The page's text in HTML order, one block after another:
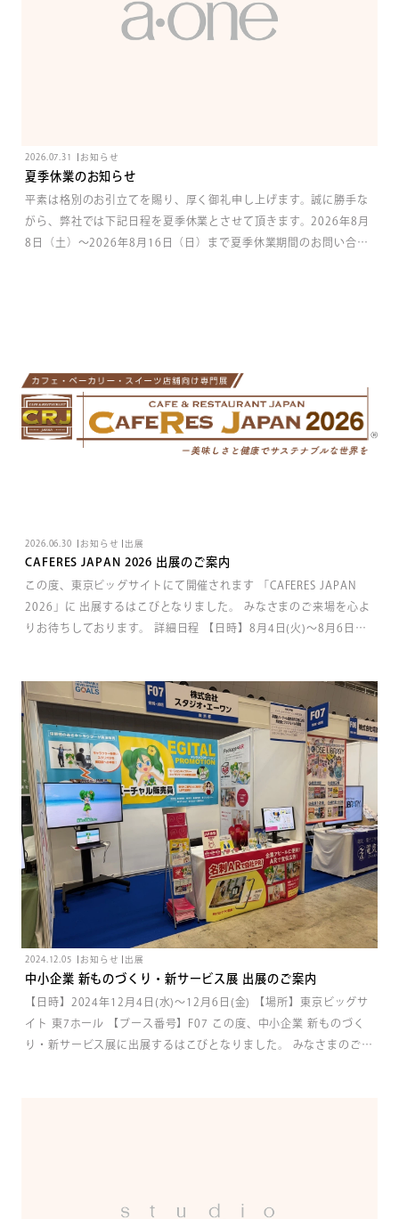
2026.07.31 お知らせ
夏季休業のお知らせ
平素は格別のお引立てを賜り、厚く御礼申し上げます。誠に勝手な
がら、弊社では下記日程を夏季休業とさせて頂きます。2026年8月
8日（土）〜2026年8月16日（日）まで夏季休業期間のお問い合わ
2026.06.30 お知らせ 出展
CAFERES JAPAN 2026 出展のご案内
この度、東京ビッグサイトにて開催されます 「CAFERES JAPAN
2026」に 出展するはこびとなりました。 みなさまのご来場を心よ
りお待ちしております。 詳細日程 【日時】8月4日(火)～8月6日
2024.12.05 お知らせ 出展
中小企業 新ものづくり・新サービス展 出展のご案内
【日時】2024年12月4日(水)〜12月6日(金) 【場所】東京ビッグサ
イト 東7ホール 【ブース番号】F07 この度、中小企業 新ものづく
り・新サービス展に出展するはこびとなりました。 みなさまのご来